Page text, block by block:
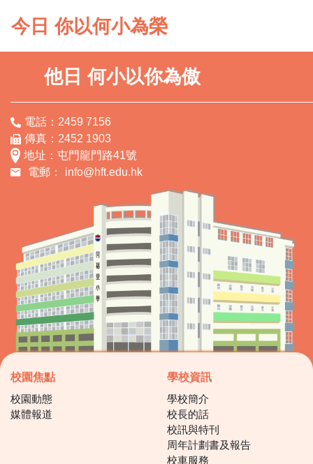
今日 你以何小為榮
他日 何小以你為傲
電話：2459 7156
傳真：2452 1903
地址：屯門龍門路41號
電郵：
info@hft.edu.hk
校園焦點
校園動態
媒體報道
學校資訊
學校簡介
校長的話
校訊與特刊
周年計劃書及報告
校車服務